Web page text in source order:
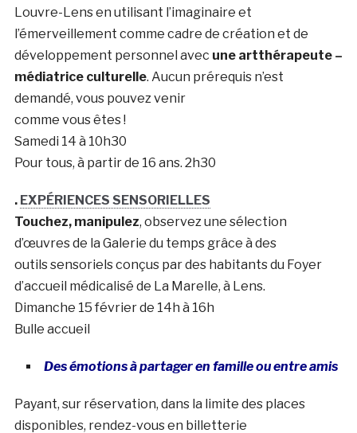
Louvre-Lens en utilisant l’imaginaire et
l’émerveillement comme cadre de création et de
développement personnel avec une artthérapeute –
médiatrice culturelle. Aucun prérequis n’est
demandé, vous pouvez venir
comme vous êtes !
Samedi 14 à 10h30
Pour tous, à partir de 16 ans. 2h30
. EXPÉRIENCES SENSORIELLES
Touchez, manipulez, observez une sélection
d’œuvres de la Galerie du temps grâce à des
outils sensoriels conçus par des habitants du Foyer
d’accueil médicalisé de La Marelle, à Lens.
Dimanche 15 février de 14h à 16h
Bulle accueil
Des émotions à partager en famille ou entre amis
Payant, sur réservation, dans la limite des places
disponibles, rendez-vous en billetterie